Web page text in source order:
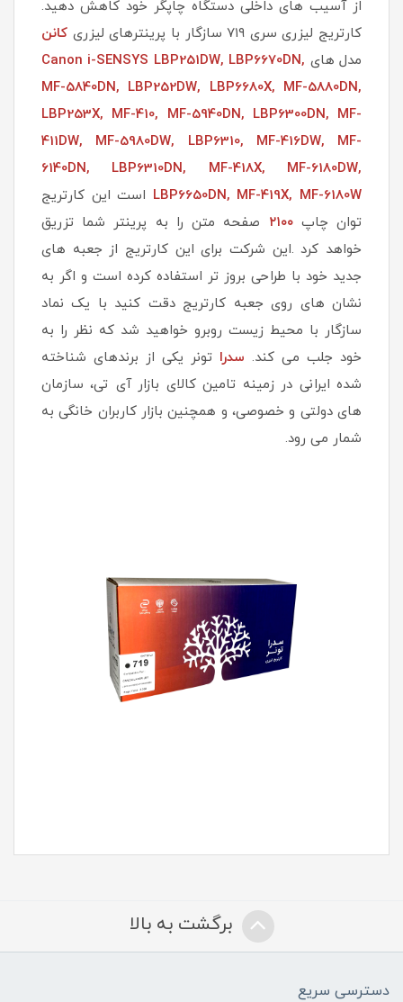
از آسیب های داخلی دستگاه چاپگر خود کاهش دهید.
کارتریج لیزری سری ۷۱۹ سازگار با پرینترهای لیزری
کانن
مدل های
Canon i-SENSYS LBP251DW, LBP6670DN,
MF-5840DN, LBP252DW, LBP6680X, MF-5880DN,
LBP253X, MF-410, MF-5940DN, LBP6300DN, MF-
411DW, MF-5980DW, LBP6310, MF-416DW, MF-
6140DN, LBP6310DN, MF-418X, MF-6180DW,
LBP6650DN, MF-419X, MF-6180W است این کارتریج
توان چاپ۲۱۰۰ صفحه متن را به پرینتر شما تزریق
خواهد کرد .این شرکت برای این کارتریج از جعبه های
جدید خود با طراحی بروز تر استفاده کرده است و اگر به
نشان های روی جعبه کارتریج دقت کنید با یک نماد
سازگار با محیط زیست روبرو خواهید شد که نظر را به
خود جلب می کند. سدرا تونر یکی از برندهای شناخته
شده ایرانی در زمینه تامین کالای بازار آی تی، سازمان
های دولتی و خصوصی، و همچنین بازار کاربران خانگی به
شمار می رود.
برگشت به بالا
دسترسی سریع